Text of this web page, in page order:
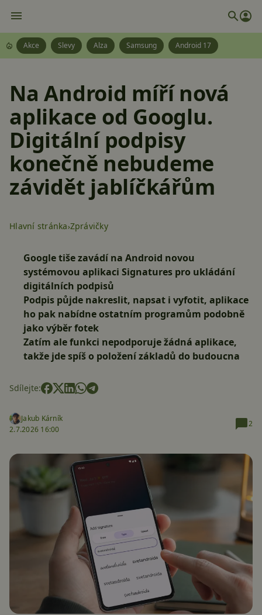
Akce Slevy Alza Samsung Android 17
Na Android míří nová
aplikace od Googlu.
Digitální podpisy
konečně nebudeme
závidět jablíčkářům
Hlavní stránka Zprávičky
Google tiše zavádí na Android novou
systémovou aplikaci Signatures pro ukládání
digitálních podpisů
Podpis půjde nakreslit, napsat i vyfotit, aplikace
ho pak nabídne ostatním programům podobně
jako výběr fotek
Zatím ale funkci nepodporuje žádná aplikace,
takže jde spíš o položení základů do budoucna
Sdílejte:
Jakub Kárník
2.7.2026 16:00
2